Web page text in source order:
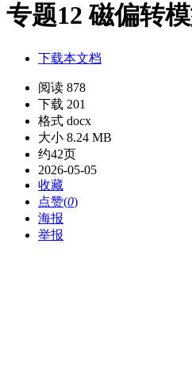
专题12 磁偏转
下载本文档
阅读 878
下载 201
格式 docx
大小 8.24 MB
约42页
2026-05-05
收藏
点赞(0)
海报
举报